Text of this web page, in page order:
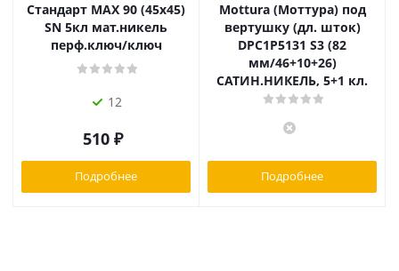
Стандарт MAX 90 (45х45)
SN 5кл мат.никель
перф.ключ/ключ
12
510 ₽
Подробнее
Mottura (Моттура) под
вертушку (дл. шток)
DPC1P5131 S3 (82
мм/46+10+26)
САТИН.НИКЕЛЬ, 5+1 кл.
Подробнее